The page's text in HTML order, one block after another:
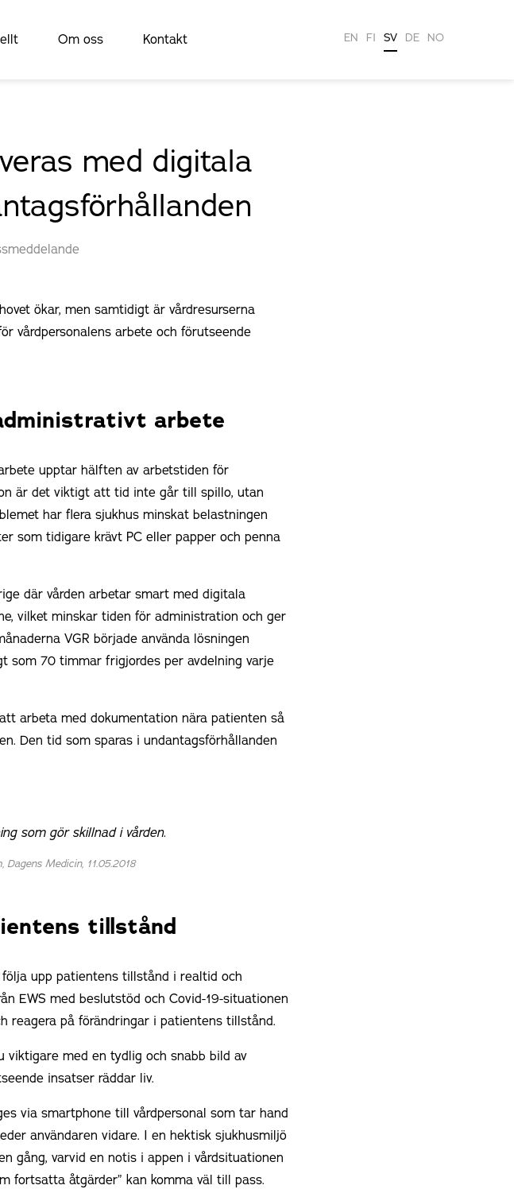
Om oss Kontakt EN FI SV DE NO
med digitala
ökar, men samtidigt är vårdresurserna
vårdpersonalens arbete och förutseende
arbete
upptar hälften av arbetstiden för
är det viktigt att tid inte går till spillo, utan
har flera sjukhus minskat belastningen
som tidigare krävt PC eller papper och penna
där vården arbetar smart med digitala
vilket minskar tiden för administration och ger
VGR började använda lösningen
som 70 timmar frigjordes per avdelning varje
arbeta med dokumentation nära patienten så
Den tid som sparas i undantagsförhållanden
som gör skillnad i vården.
Dagens Medicin, 11.05.2018
tillstånd
upp patientens tillstånd i realtid och
EWS med beslutstöd och Covid-19-situationen
reagera på förändringar i patientens tillstånd.
med en tydlig och snabb bild av
insatser räddar liv.
via smartphone till vårdpersonal som tar hand
användaren vidare. I en hektisk sjukhusmiljö
gång, varvid en notis i appen i vårdsituationen
fortsatta åtgärder” kan komma väl till pass.